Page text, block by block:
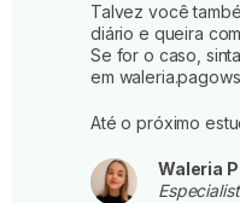
Talvez você
diário e queira
Se for o caso,
em
Até o próximo
Waleria